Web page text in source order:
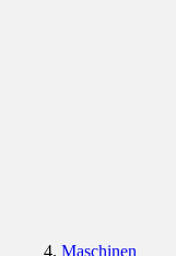
Maschinen